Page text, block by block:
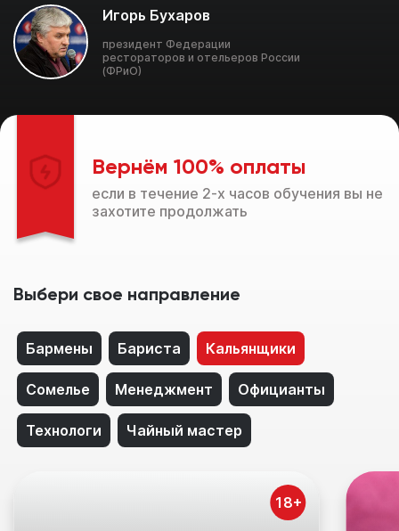
Игорь Бухаров
президент Федерации
рестораторов и отельеров России
(ФРиО)
Вернём 100% оплаты
если в течение 2-х часов обучения вы не
захотите продолжать
Выбери свое направление
Бармены Бариста Кальянщики
Сомелье Менеджмент Официанты
Технологи Чайный мастер
18+